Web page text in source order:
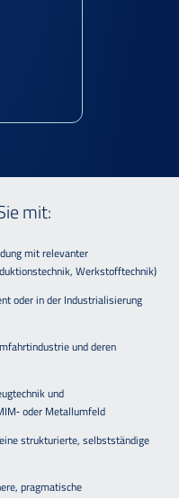
mit:
mit relevanter
Werkstofftechnik)
oder in der Industrialisierung
und deren
und
oder Metallumfeld
strukturierte, selbstständige
pragmatische